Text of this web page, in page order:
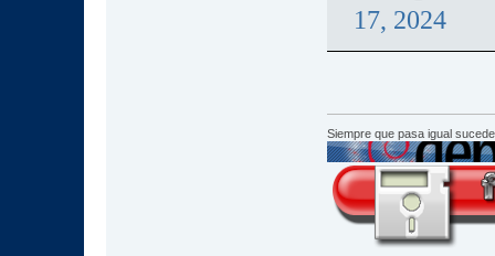
17, 2024
Siempre que pasa igual